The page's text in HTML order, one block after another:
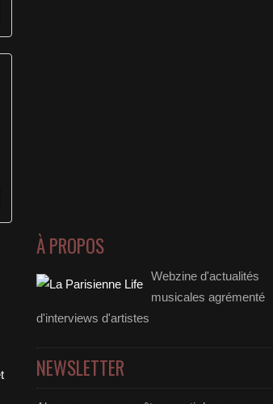
À PROPOS
Webzine d'actualités
musicales agrémenté
d'interviews d'artistes
NEWSLETTER